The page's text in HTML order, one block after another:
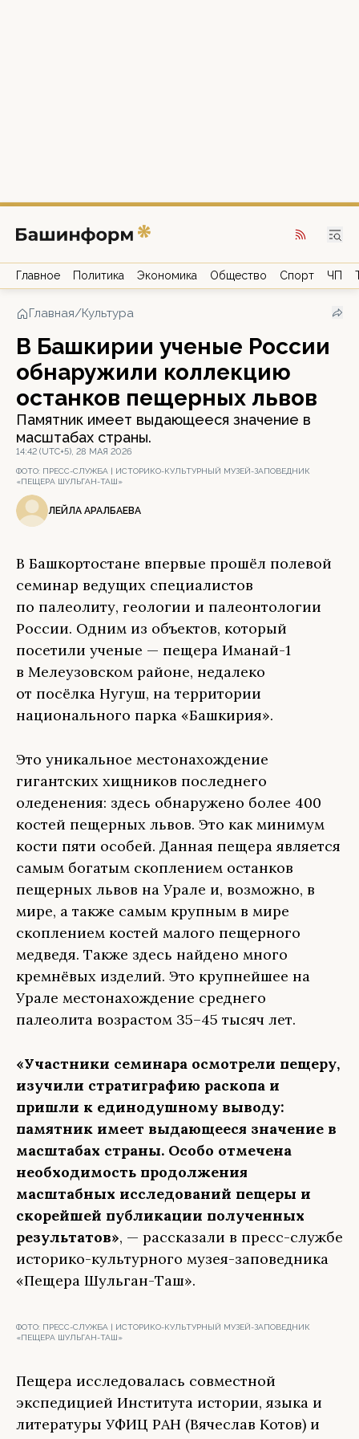
Главное Политика Экономика Общество Спорт ЧП
Главная/Культура
В Башкирии ученые России
обнаружили коллекцию
останков пещерных львов
Памятник имеет выдающееся значение в
масштабах страны.
14:42 (UTC+5), 28 МАЯ 2026
ФОТО: ПРЕСС-СЛУЖБА | ИСТОРИКО-КУЛЬТУРНЫЙ МУЗЕЙ-ЗАПОВЕДНИК
«ПЕЩЕРА ШУЛЬГАН-ТАШ»
ЛЕЙЛА АРАЛБАЕВА
В Башкортостане впервые прошёл полевой
семинар ведущих специалистов
по палеолиту, геологии и палеонтологии
России. Одним из объектов, который
посетили ученые — пещера Иманай-1
в Мелеузовском районе, недалеко
от посёлка Нугуш, на территории
национального парка «Башкирия».
Это уникальное местонахождение
гигантских хищников последнего
оледенения: здесь обнаружено более 400
костей пещерных львов. Это как минимум
кости пяти особей. Данная пещера является
самым богатым скоплением останков
пещерных львов на Урале и, возможно, в
мире, а также самым крупным в мире
скоплением костей малого пещерного
медведя. Также здесь найдено много
кремнёвых изделий. Это крупнейшее на
Урале местонахождение среднего
палеолита возрастом 35–45 тысяч лет.
«Участники семинара осмотрели пещеру,
изучили стратиграфию раскопа и
пришли к единодушному выводу:
памятник имеет выдающееся значение в
масштабах страны. Особо отмечена
необходимость продолжения
масштабных исследований пещеры и
скорейшей публикации полученных
результатов», — рассказали в пресс-службе
историко-культурного музея-заповедника
«Пещера Шульган-Таш».
ФОТО: ПРЕСС-СЛУЖБА | ИСТОРИКО-КУЛЬТУРНЫЙ МУЗЕЙ-ЗАПОВЕДНИК
«ПЕЩЕРА ШУЛЬГАН-ТАШ»
Пещера исследовалась совместной
экспедицией Института истории, языка и
литературы УФИЦ РАН (Вячеслав Котов) и